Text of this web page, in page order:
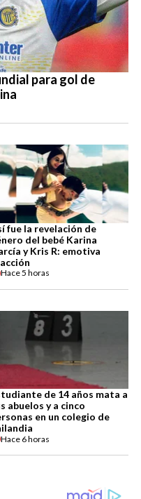
para gol de
fue la revelación de
del bebé Karina
y Kris R: emotiva
Hace5 horas
de 14 años mata a
abuelos y a cinco
en un colegio de
Hace 6 horas